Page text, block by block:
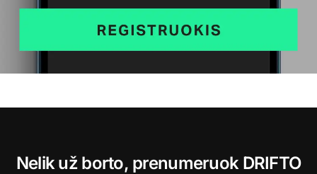
Nelik už borto, prenumeruok DRIFTO